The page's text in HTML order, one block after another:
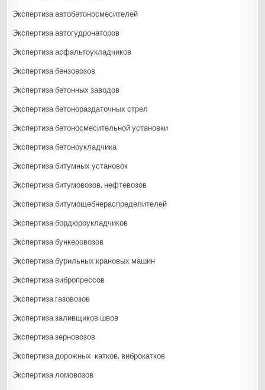
Экспертиза автобетоносмесителей
Экспертиза автогудронаторов
Экспертиза асфальтоукладчиков
Экспертиза бензовозов
Экспертиза бетонных заводов
Экспертиза бетонораздаточных стрел
Экспертиза бетоносмесительной установки
Экспертиза бетоноукладчика
Экспертиза битумных установок
Экспертиза битумовозов, нефтевозов
Экспертиза битумощебнераспределителей
Экспертиза бордюроукладчиков
Экспертиза бункеровозов
Экспертиза бурильных крановых машин
Экспертиза вибропрессов
Экспертиза газовозов
Экспертиза заливщиков швов
Экспертиза зерновозов
Экспертиза дорожных катков, виброкатков
Экспертиза ломовозов